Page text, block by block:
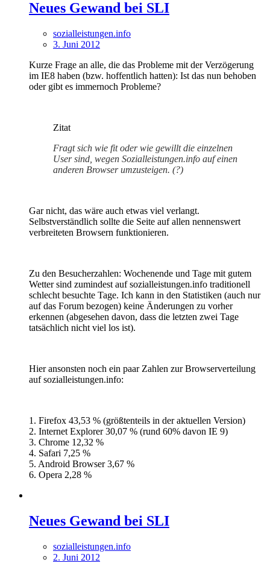
Neues Gewand bei SLI
sozialleistungen.info
3. Juni 2012
Kurze Frage an alle, die das Probleme mit der Verzögerung
im IE8 haben (bzw. hoffentlich hatten): Ist das nun behoben
oder gibt es immernoch Probleme?
Zitat
Fragt sich wie fit oder wie gewillt die einzelnen
User sind, wegen Sozialleistungen.info auf einen
anderen Browser umzusteigen. (?)
Gar nicht, das wäre auch etwas viel verlangt.
Selbstverständlich sollte die Seite auf allen nennenswert
verbreiteten Browsern funktionieren.
Zu den Besucherzahlen: Wochenende und Tage mit gutem
Wetter sind zumindest auf sozialleistungen.info traditionell
schlecht besuchte Tage. Ich kann in den Statistiken (auch nur
auf das Forum bezogen) keine Änderungen zu vorher
erkennen (abgesehen davon, dass die letzten zwei Tage
tatsächlich nicht viel los ist).
Hier ansonsten noch ein paar Zahlen zur Browserverteilung
auf sozialleistungen.info:
1. Firefox 43,53 % (größtenteils in der aktuellen Version)
2. Internet Explorer 30,07 % (rund 60% davon IE 9)
3. Chrome 12,32 %
4. Safari 7,25 %
5. Android Browser 3,67 %
6. Opera 2,28 %
Neues Gewand bei SLI
sozialleistungen.info
2. Juni 2012